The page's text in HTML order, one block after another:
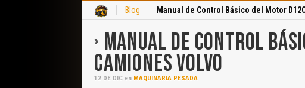
Blog Manual de Control Básico del Motor
MANUAL DE CONTROL
CAMIONES VOLVO
12 DE DIC en MAQUINARIA PESADA